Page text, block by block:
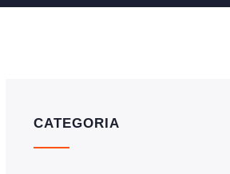
CATEGORIA